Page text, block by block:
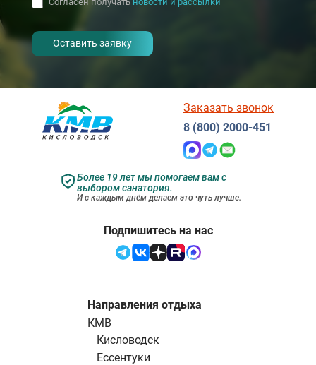
Подпишитесь на нас
Более 19 лет мы помогаем вам с
выбором санатория.
И с каждым днём делаем это чуть лучше.
Заказать звонок
8 (800) 2000-451
Направления отдыха
КМВ
Кисловодск
Ессентуки